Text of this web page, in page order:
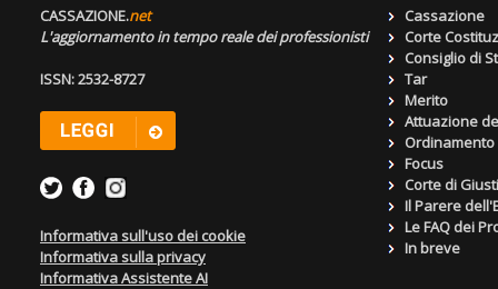
CASSAZIONE.net
L'aggiornamento in tempo reale dei professionisti
ISSN: 2532-8727
Informativa sull'uso dei cookie
Informativa sulla privacy
Informativa Assistente AI
Cassazione
Corte
Consiglio di
Tar
Merito
Attuazione
Focus
Corte di
Il Parere
Le FAQ dei
In breve